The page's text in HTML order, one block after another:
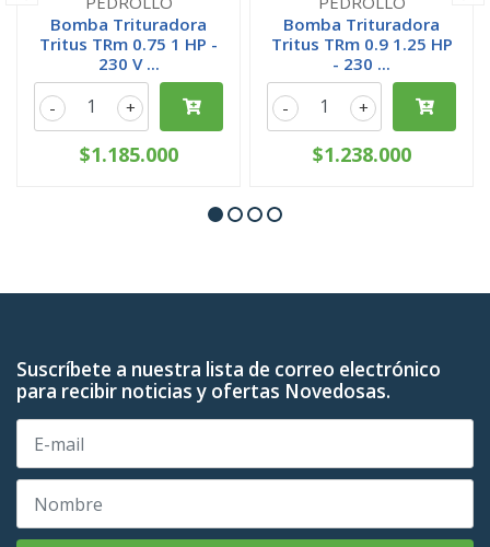
Bomba Trituradora
Tritus TRm 0.75 1 HP -
230 V ...
+
-
$1.185.000
Bomba Trituradora
Tritus TRm 0.9 1.25 HP
- 230 ...
+
-
$1.238.000
Suscríbete a nuestra lista de correo electrónico
para recibir noticias y ofertas Novedosas.